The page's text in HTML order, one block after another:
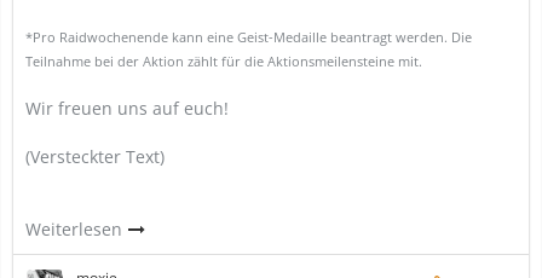
*Pro Raidwochenende kann eine Geist-Medaille beantragt werden. Die
Teilnahme bei der Aktion zählt für die Aktionsmeilensteine mit.
Wir freuen uns auf euch!
(Versteckter Text)
Weiterlesen